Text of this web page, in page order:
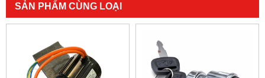
SẢN PHẨM CÙNG LOẠI